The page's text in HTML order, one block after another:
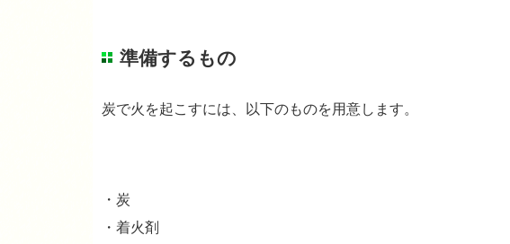
準備するもの
炭で火を起こすには、以下のものを用意します。
・炭
・着火剤